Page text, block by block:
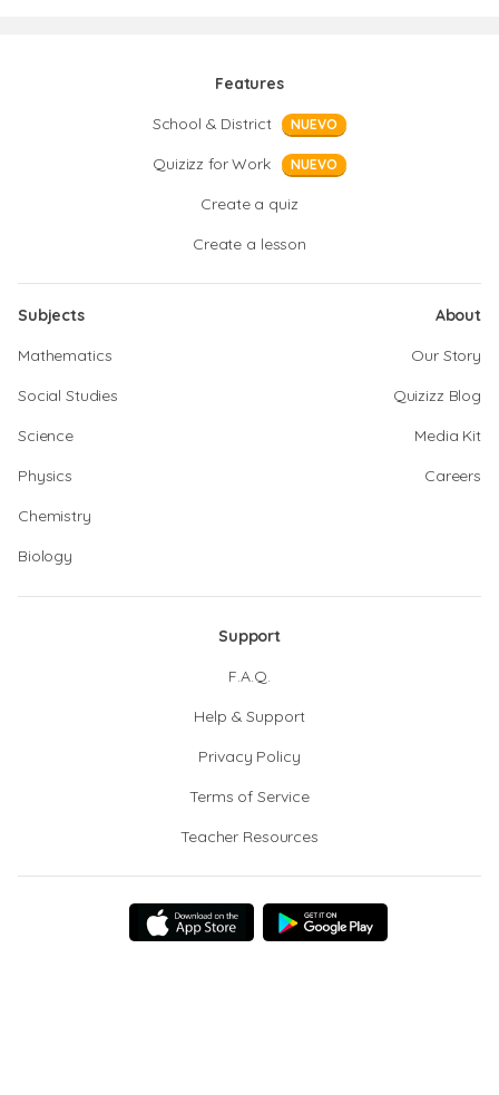
Features
School & District
NUEVO
Quizizz for Work NUEVO
Create a quiz
Create a lesson
Subjects
Mathematics
Social Studies
Science
Physics
Chemistry
Biology
About
Our Story
Quizizz Blog
Media Kit
Careers
Support
F.A.Q.
Help & Support
Privacy Policy
Terms of Service
Teacher Resources